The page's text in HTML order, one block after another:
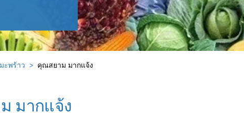
ะพร้าว คุณสยาม มากแจ้ง
มากแจ้ง